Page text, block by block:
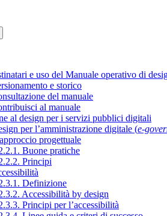
e uso del Manuale operativo di
e storico
del manuale
al manuale
al design per i servizi pubblici digitali
per l’amministrazione digitale (e-
progettuale
Buone pratiche
Principi
Definizione
Accessibilità by design
Principi per l’accessibilità